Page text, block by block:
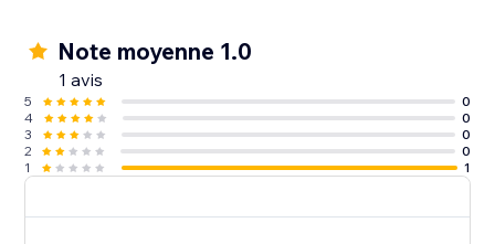
Note moyenne 1.0
1 avis
5
0
4
0
3
0
2
0
1
1